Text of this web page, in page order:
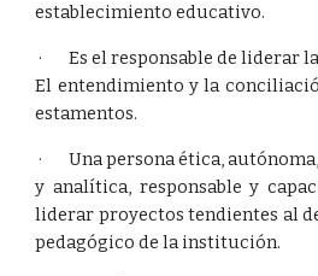
establecimiento educativo.
· Es el responsable de liderar
El entendimiento y la
estamentos.
· Una persona ética,
y analítica, responsable y
liderar proyectos tendientes al
pedagógico de la institución.